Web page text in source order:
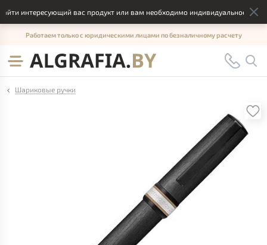
интересующий вас продукт или вам необходимо индивидуальное
Работаем только с юридическими лицами по безналичному расчету
Шариковые ручки